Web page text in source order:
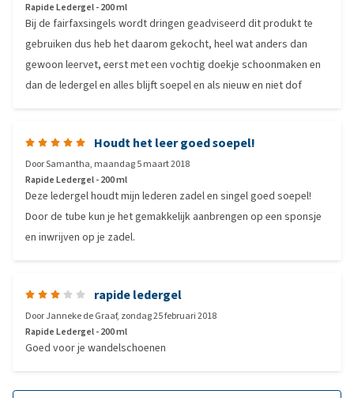
Rapide Ledergel - 200 ml
Bij de fairfaxsingels wordt dringen geadviseerd dit produkt te
gebruiken dus heb het daarom gekocht, heel wat anders dan
gewoon leervet, eerst met een vochtig doekje schoonmaken en
dan de ledergel en alles blijft soepel en als nieuw en niet dof
Houdt het leer goed soepel!
DoorSamantha, maandag 5 maart 2018
Rapide Ledergel - 200 ml
Deze ledergel houdt mijn lederen zadel en singel goed soepel!
Door de tube kun je het gemakkelijk aanbrengen op een sponsje
en inwrijven op je zadel.
rapide ledergel
DoorJanneke de Graaf, zondag 25 februari 2018
Rapide Ledergel - 200 ml
Goed voor je wandelschoenen